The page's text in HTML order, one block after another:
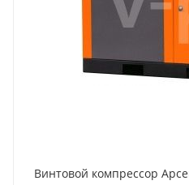
Винтовой компрессор